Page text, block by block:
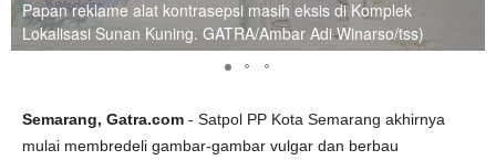
Papan reklame alat kontrasepsi masih eksis di Komplek
Lokalisasi Sunan Kuning. GATRA/Ambar Adi Winarso/tss)
Semarang, Gatra.com - Satpol PP Kota Semarang akhirnya
mulai membredeli gambar-gambar vulgar dan berbau